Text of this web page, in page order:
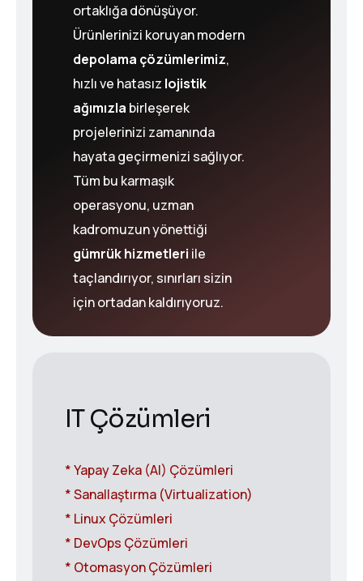
ortaklığa dönüşüyor.
Ürünlerinizi koruyan modern
depolama çözümlerimiz,
hızlı ve hatasız lojistik
ağımızla birleşerek
projelerinizi zamanında
hayata geçirmenizi sağlıyor.
Tüm bu karmaşık
operasyonu, uzman
kadromuzun yönettiği
gümrük hizmetleri ile
taçlandırıyor, sınırları sizin
için ortadan kaldırıyoruz.
IT Çözümleri
* Yapay Zeka (AI) Çözümleri
* Sanallaştırma (Virtualization)
* Linux Çözümleri
* DevOps Çözümleri
* Otomasyon Çözümleri